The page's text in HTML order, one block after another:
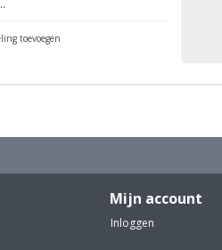
toevoegen
Mijn account
Inloggen